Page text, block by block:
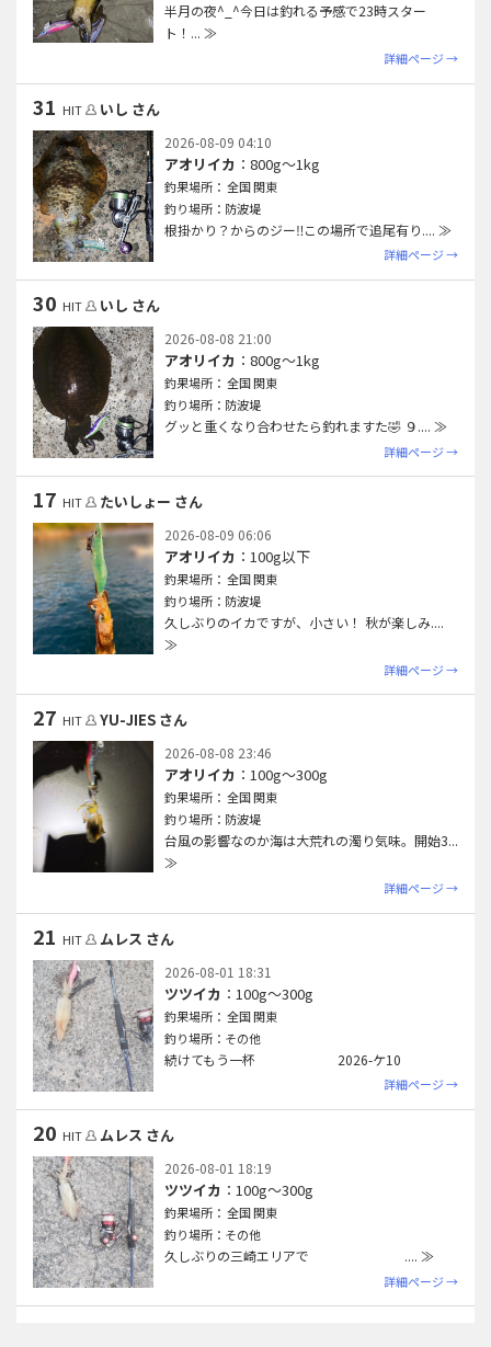
半月の夜^_^今日は釣れる予感で23時スター
ト！ ... ≫
詳細ページ →
31 HIT いし さん
2026-08-09 04:10
アオリイカ ：800g〜1kg
釣果場所： 全国 関東
釣り場所：防波堤
根掛かり？からのジー‼️この場所で追尾有り.... ≫
詳細ページ →
30 HIT いし さん
2026-08-08 21:00
アオリイカ ：800g〜1kg
釣果場所： 全国 関東
釣り場所：防波堤
グッと重くなり合わせたら釣れますた🤣 ９.... ≫
詳細ページ →
17 HIT たいしょー さん
2026-08-09 06:06
アオリイカ ：100g以下
釣果場所： 全国 関東
釣り場所：防波堤
久しぶりのイカですが、小さい！ 秋が楽しみ....
≫
詳細ページ →
27 HIT YU-JIES さん
2026-08-08 23:46
アオリイカ ：100g〜300g
釣果場所： 全国 関東
釣り場所：防波堤
台風の影響なのか海は大荒れの濁り気味。開始3...
≫
詳細ページ →
21 HIT ムレス さん
2026-08-01 18:31
ツツイカ ：100g〜300g
釣果場所： 全国 関東
釣り場所：その他
続けてもう一杯 2026-ケ10
詳細ページ →
20 HIT ムレス さん
2026-08-01 18:19
ツツイカ ：100g〜300g
釣果場所： 全国 関東
釣り場所：その他
久しぶりの三崎エリアで .... ≫
詳細ページ →